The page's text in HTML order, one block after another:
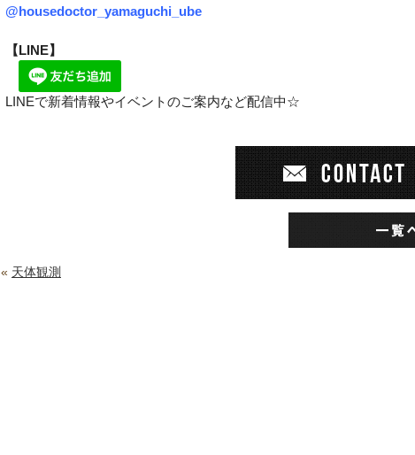
@housedoctor_yamaguchi_ube
【LINE】
LINEで新着情報やイベントのご案内など配信中☆
« 天体観測